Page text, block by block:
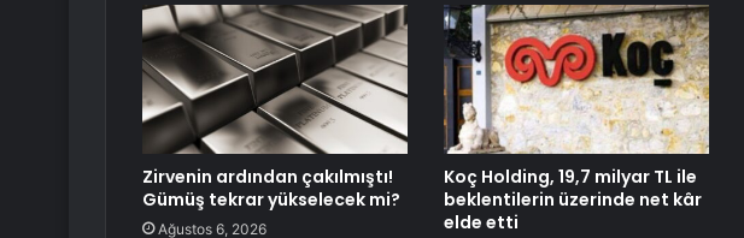
Zirvenin ardından çakılmıştı!
Gümüş tekrar yükselecek mi?
Ağustos 6, 2026
Koç Holding, 19,7 milyar TL ile
beklentilerin üzerinde net kâr
elde etti